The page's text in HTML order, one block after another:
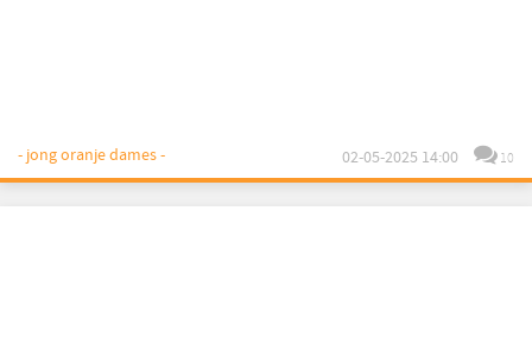
- jong oranje dames - 02-05-2025 14:00 10